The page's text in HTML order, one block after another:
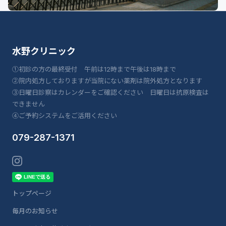
水野クリニック
①初診の方の最終受付 午前は12時まで午後は18時まで
②院内処方しておりますが当院にない薬剤は院外処方となります
③日曜日診察はカレンダーをご確認ください 日曜日は抗原検査は
できません
④ご予約システムをご活用ください
079-287-1371
トップページ
毎月のお知らせ